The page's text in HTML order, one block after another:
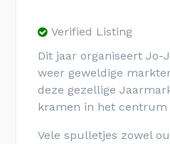
Verified Listing
Dit jaar organiseert Jo-
weer geweldige
deze gezellige
kramen in het centrum
Vele spulletjes zowel